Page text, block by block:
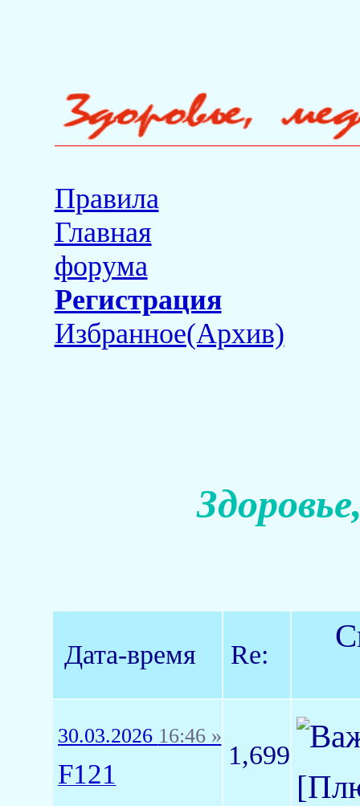
Правила
Главная
форума
Регистрация
Избранное(Архив)
Дата-время Re:
30.03.2026 16:46 »
F121
1,699